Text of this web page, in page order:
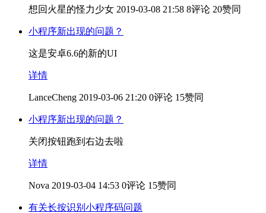
想回火星的怪力少女 2019-03-08 21:58 8评论 20赞同
小程序新出现的问题？
这是安卓6.6的新的UI
详情
LanceCheng 2019-03-06 21:20 0评论 15赞同
小程序新出现的问题？
关闭按钮跑到右边去啦
详情
Nova 2019-03-04 14:53 0评论 15赞同
有关长按识别小程序码问题